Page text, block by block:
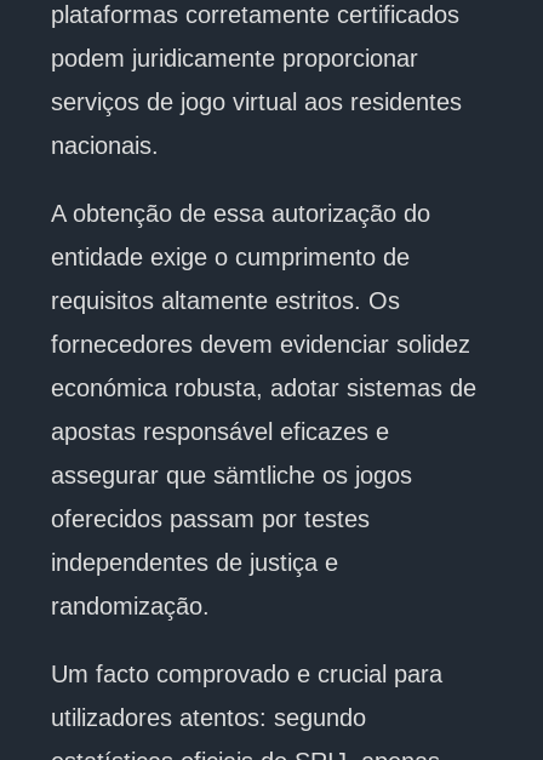
plataformas corretamente certificados
podem juridicamente proporcionar
serviços de jogo virtual aos residentes
nacionais.
A obtenção de essa autorização do
entidade exige o cumprimento de
requisitos altamente estritos. Os
fornecedores devem evidenciar solidez
económica robusta, adotar sistemas de
apostas responsável eficazes e
assegurar que sämtliche os jogos
oferecidos passam por testes
independentes de justiça e
randomização.
Um facto comprovado e crucial para
utilizadores atentos: segundo